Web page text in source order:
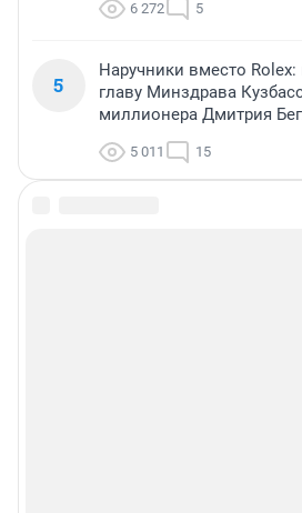
6 272 5
5
Наручники вместо Rolex:
главу Минздрава
миллионера Дмитрия
5 011 15